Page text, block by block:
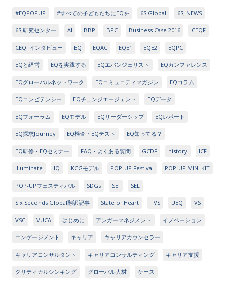
#EQPOPUP #すべての子どもたちにEQを 6S Global 6SJ NEWS
6SJ研究センター AI BBP BPC Business Case 2016 CEQF
CEQFインタビュー EQ EQAC EQE1 EQE2 EQPC
EQと経営 EQを実践する EQエバンジェリスト EQカンファレンス
EQグローバルネットワーク EQコミュニティマガジン EQコラム
EQコンピテンシー EQチェンジエージェント EQデータ
EQフォーラム EQモデル EQリーダーシップ EQレポート
EQ探求Journey EQ検査・EQテスト EQ知ってる？
EQ研修・EQセミナー FAQ・よくある質問 GCDF history ICF
Illuminate IQ KCGモデル POP-UP Festival POP-UP MINI KIT
POP-UPフェスティバル SDGs SEI SEL
Six Seconds Global翻訳記事 State of Heart TVS UEQ VS
VSC VUCA はじめに アンガーマネジメント イノベーション
エンゲージメント キャリア キャリアカウンセラー
キャリアコンサルタント キャリアコンサルティング キャリア支援
クリティカルシンキング グローバル人材 ケース